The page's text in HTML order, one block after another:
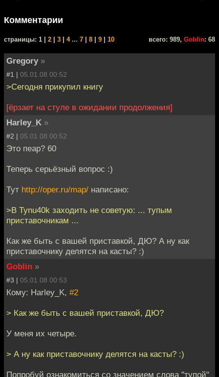
Комментарии
cтраницы: 1 | 2 3 4... 7 8 9 10 всего: 989, Goblin: 68
Gregory »
#1 | 05.01.08 00:52
>Сегодня прикупил книгу
[ёрзает на стуле в ожидании продолжения]
Harley_K »
#2 | 05.01.08 00:52
Это пеар? 60
Теперь серьёзный вопрос :)
Тут http://oper.ru/map/ написано:
>В Tynu40k заходить не советую: ... тупым
приставочникам ...
Как же быть с вашей приставкой, ДЮ? А ну как
приставочнику делятся на касты? :)
Goblin »
#3 | 05.01.08 00:53
Кому: Harley_K, #2
> Как же быть с вашей приставкой, ДЮ?
У меня их четыре.
> А ну как приставочнику делятся на касты? :)
Попробуй ознакомиться со значением слова "тупой"